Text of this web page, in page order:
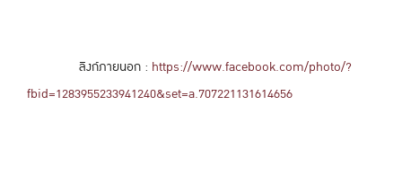
ลิงก์ภายนอก : https://www.facebook.com/photo/?
fbid=1283955233941240&set=a.707221131614656